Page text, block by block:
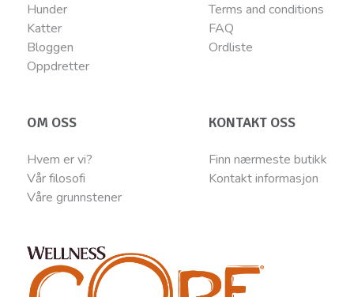
Hunder
Katter
Bloggen
Oppdretter
Terms and conditions
FAQ
Ordliste
OM OSS
Hvem er vi?
Vår filosofi
Våre grunnstener
KONTAKT OSS
Finn nærmeste butikk
Kontakt informasjon